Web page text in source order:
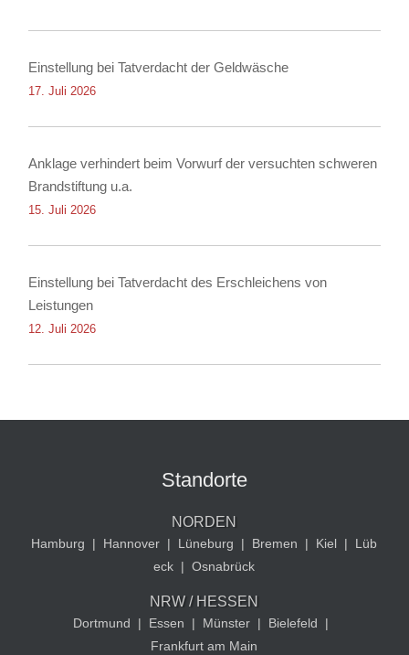
Einstellung bei Tatverdacht der Geldwäsche
17. Juli 2026
Anklage verhindert beim Vorwurf der versuchten schweren
Brandstiftung u.a.
15. Juli 2026
Einstellung bei Tatverdacht des Erschleichens von
Leistungen
12. Juli 2026
Standorte
NORDEN
Hamburg | Hannover | Lüneburg | Bremen | Kiel |
Lüb
eck | Osnabrück
NRW / HESSEN
Dortmund | Essen | Münster | Bielefeld
|
Frankfurt am Main